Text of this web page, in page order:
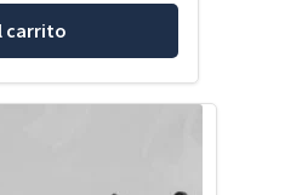
carrito